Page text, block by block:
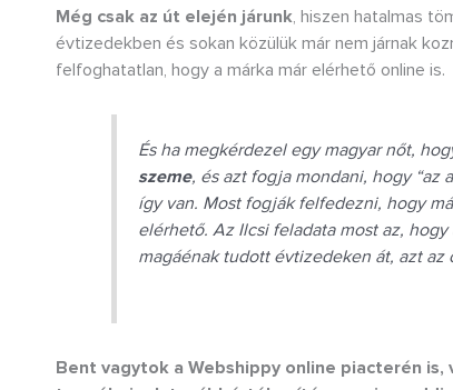
Még csak az út elején járunk, hiszen hatalmas
évtizedekben és sokan közülük már nem járnak
felfoghatatlan, hogy a márka már elérhető online is.
És ha megkérdezel egy magyar nőt,
szeme, és azt fogja mondani, hogy “az
így van. Most fogják felfedezni, hogy
elérhető. Az Ilcsi feladata most az,
magáénak tudott évtizedeken át, azt
Bent vagytok a Webshippy online piacterén is,